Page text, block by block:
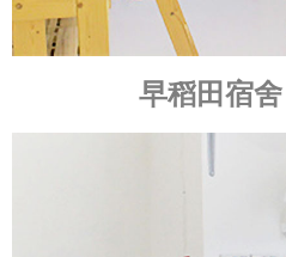
早稻田宿舍